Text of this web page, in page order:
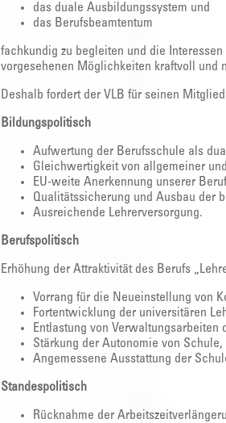
das duale Ausbildungssystem und
das Berufsbeamtentum
fachkundig zu begleiten und die
vorgesehenen Möglichkeiten kraftvoll und
Deshalb fordert der VLB für seinen
Bildungspolitisch
Aufwertung der Berufsschule als
Gleichwertigkeit von allgemeiner
EU-weite Anerkennung unserer
Qualitätssicherung und Ausbau der
Ausreichende Lehrerversorgung.
Berufspolitisch
Erhöhung der Attraktivität des Berufs
Vorrang für die Neueinstellung von
Fortentwicklung der universitären
Entlastung von
Stärkung der Autonomie von Schule,
Angemessene Ausstattung der
Standespolitisch
Rücknahme der